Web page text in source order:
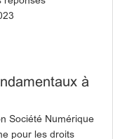
à
Société Numérique
pour les droits